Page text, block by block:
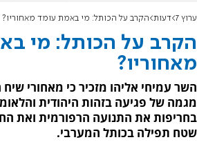
ערוץ 7 דעות הקרב על הכותל: מי באמת עומד מאחוריו?
הקרב על הכותל: מי
מאחוריו?
השר עמיחי אליהו מזכיר כי מאחורי
מגמה של פגיעה בזהות היהודית
בחריפות את התנועה הרפורמית ואת
שטח תפילה בכותל המערבי.